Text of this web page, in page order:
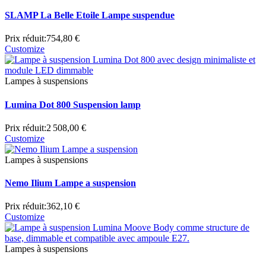
SLAMP La Belle Etoile Lampe suspendue
Prix réduit:754,80 €
Customize
Lampes à suspensions
Lumina Dot 800 Suspension lamp
Prix réduit:2 508,00 €
Customize
Lampes à suspensions
Nemo Ilium Lampe a suspension
Prix réduit:362,10 €
Customize
Lampes à suspensions